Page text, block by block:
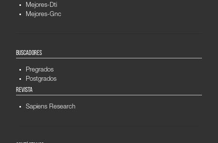
Mejores-Dti
Mejores-Gnc
BUSCADORES
Pregrados
Postgrados
REVISTA
Sapiens Research